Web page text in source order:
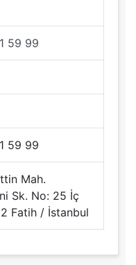
59 99
59 99
Mah.
Sk. No: 25 İç
2 Fatih / İstanbul